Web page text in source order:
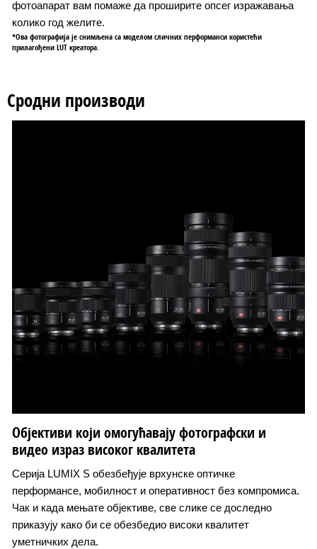
фотоапарат вам помаже да проширите опсег изражавања
колико год желите.
*Ова фотографија је снимљена са моделом сличних перформанси користећи
прилагођени LUT креатора.
Сродни производи
Објективи који омогућавају фотографски и
видео израз високог квалитета
Серија LUMIX S обезбеђује врхунске оптичке
перформансе, мобилност и оперативност без компромиса.
Чак и када мењате објективе, све слике се доследно
приказују како би се обезбедио високи квалитет
уметничких дела.